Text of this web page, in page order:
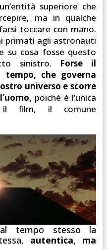
superiore che
ma in qualche
toccare con mano.
primati agli astronauti
su cosa fosse questo
sinistro. Forse il
tempo, che governa
universo e scorre
, poiché è l’unica
film, il comune
tempo stesso la
autentica, ma